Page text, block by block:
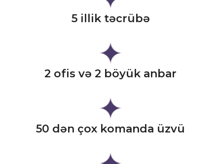
5 illik təcrübə
2 ofis və 2 böyük anbar
50 dən çox komanda üzvü